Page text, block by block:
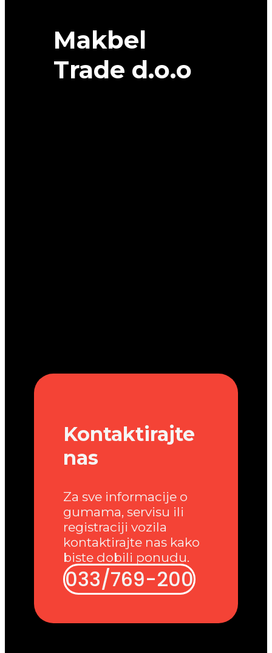
Makbel
Trade d.o.o
Kontaktirajte
nas
Za sve informacije o
gumama, servisu ili
registraciji vozila
kontaktirajte nas kako
biste dobili ponudu.
033/769-200